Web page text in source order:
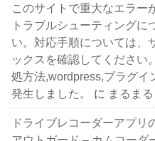
このサイトで重大なエラー
トラブルシューティングに
い。対応手順については、
ックスを確認してください
処方法,wordpress,プラグ
発生しました。
に まるまる
ドライブレコーダーアプリ